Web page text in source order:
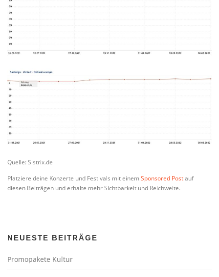
Quelle: Sistrix.de
Platziere deine Konzerte und Festivals mit einemSponsored Postauf
diesen Beiträgen und erhalte mehr Sichtbarkeit und Reichweite.
NEUESTE BEITRÄGE
Promopakete Kultur